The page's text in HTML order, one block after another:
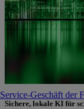
Service-Geschäft der
Sichere, lokale KI für